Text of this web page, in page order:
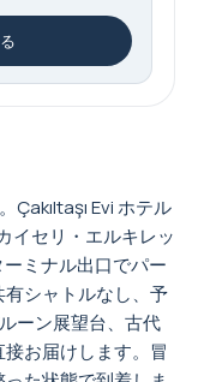
Evi ホテル
イセリ・エルキレッ
ミナル出口でパー
シャトルなし、予
ーン展望台、古代
お届けします。冒